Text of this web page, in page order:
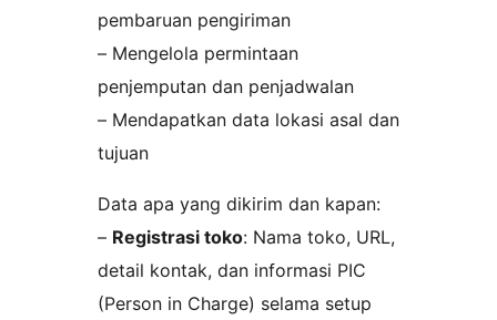
pembaruan pengiriman
– Mengelola permintaan
penjemputan dan penjadwalan
– Mendapatkan data lokasi asal dan
tujuan
Data apa yang dikirim dan kapan:
– Registrasi toko: Nama toko, URL,
detail kontak, dan informasi PIC
(Person in Charge) selama setup